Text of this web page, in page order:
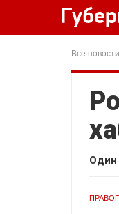
Все новости
Один